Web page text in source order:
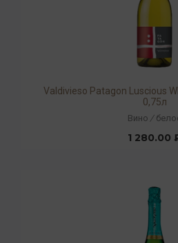
Valdivieso Patagon Luscious
0,75л
Вино /
1 280.00